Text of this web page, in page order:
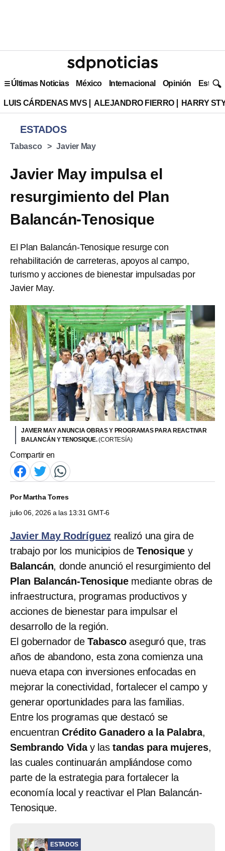
Últimas Noticias México Internacional Opinión Estilo
LUIS CÁRDENAS MVS ALEJANDRO FIERRO HARRY
ESTADOS
Tabasco Javier May
Javier May impulsa el
resurgimiento del Plan
Balancán-Tenosique
El Plan Balancán-Tenosique resurge con
rehabilitación de carreteras, apoyos al campo,
turismo y acciones de bienestar impulsadas por
Javier May.
JAVIER MAY ANUNCIA OBRAS Y PROGRAMAS PARA REACTIVAR
BALANCÁN Y TENOSIQUE.(CORTESÍA)
Compartir en
PorMartha Torres
julio 06, 2026 a las 13:31 GMT-6
Javier May Rodríguez realizó una gira de
trabajo por los municipios deTenosique y
Balancán, donde anunció el resurgimiento del
Plan Balancán-Tenosique mediante obras de
infraestructura, programas productivos y
acciones de bienestar para impulsar el
desarrollo de la región.
El gobernador deTabasco aseguró que, tras
años de abandono, esta zona comienza una
nueva etapa con inversiones enfocadas en
mejorar la conectividad, fortalecer el campo y
generar oportunidades para las familias.
Entre los programas que destacó se
encuentranCrédito Ganadero a la Palabra,
Sembrando Viday lastandas para mujeres,
las cuales continuarán ampliándose como
parte de la estrategia para fortalecer la
economía local y reactivar el Plan Balancán-
Tenosique.
ESTADOS